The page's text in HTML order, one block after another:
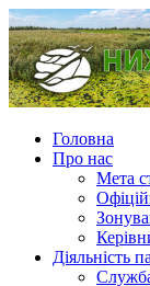
Головна
Про нас
Мета
Діяльність